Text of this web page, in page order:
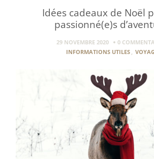
Idées cadeaux de Noël
passionné(e)s
29 NOVEMBRE 2020
0
INFORMATIONS UTILES